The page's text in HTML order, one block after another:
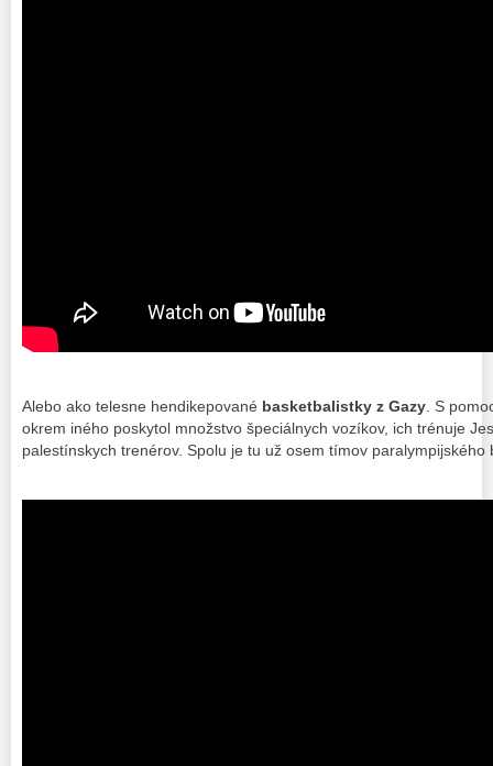
Alebo ako telesne hendikepované basketbalistky z Gazy. S
okrem iného poskytol množstvo špeciálnych vozíkov, ich trénuje
palestínskych trenérov. Spolu je tu už osem tímov paralympijského